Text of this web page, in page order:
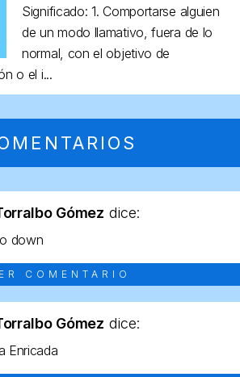
Significado: 1. Comportarse alguien
de un modo llamativo, fuera de lo
normal, con el objetivo de
o el i...
Gómez dice:
down
COMENTARIO
Gómez dice:
Enricada